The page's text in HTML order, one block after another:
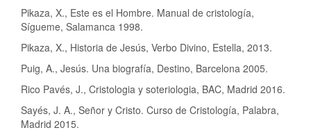
Pikaza, X., Este es el Hombre. Manual de cristología,
Sígueme, Salamanca 1998.
Pikaza, X., Historia de Jesús, Verbo Divino, Estella, 2013.
Puig, A., Jesús. Una biografía, Destino, Barcelona 2005.
Rico Pavés, J., Cristologia y soteriologia, BAC, Madrid 2016.
Sayés, J. A., Señor y Cristo. Curso de Cristología, Palabra,
Madrid 2015.